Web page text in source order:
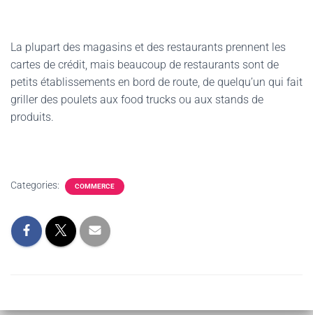
La plupart des magasins et des restaurants prennent les
cartes de crédit, mais beaucoup de restaurants sont de
petits établissements en bord de route, de quelqu’un qui fait
griller des poulets aux food trucks ou aux stands de
produits.
Categories: COMMERCE